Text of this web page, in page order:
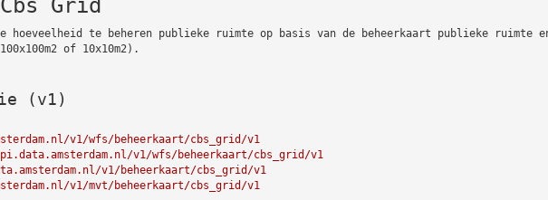
hoeveelheid te beheren publieke ruimte op basis van de beheerkaart publieke ruimte
of 10x10m2).
(v1)
v1/wfs/beheerkaart/cbs_grid/v1
v1/wfs/beheerkaart/cbs_grid/v1
v1/beheerkaart/cbs_grid/v1
v1/mvt/beheerkaart/cbs_grid/v1